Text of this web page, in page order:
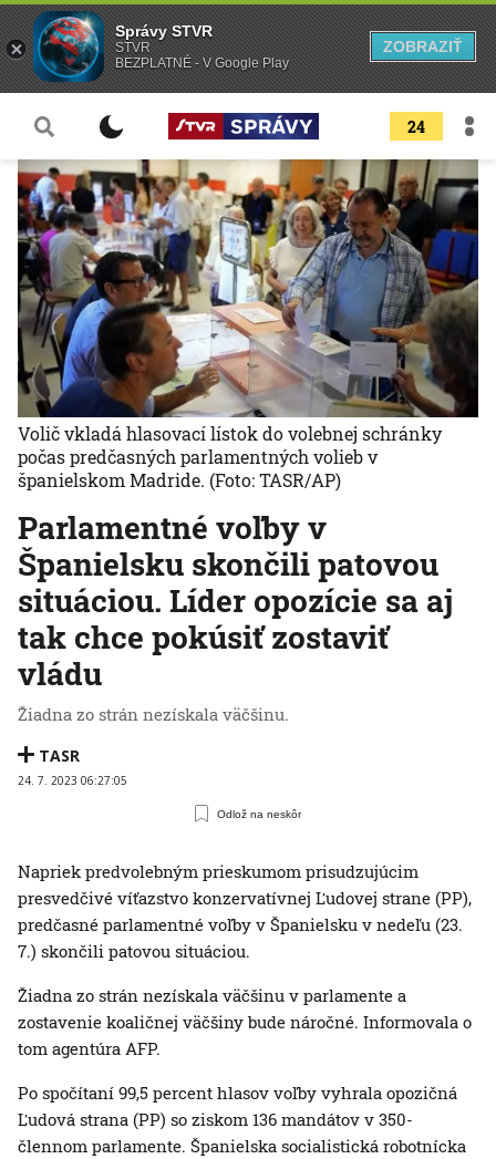
24
Parlamentné voľby v
Španielsku skončili patovou
situáciou. Líder opozície sa aj
tak chce pokúsiť zostaviť
vládu
Žiadna zo strán nezískala väčšinu.
TASR
24. 7. 2023 06:27:05
Odlož na neskôr
Volič vkladá hlasovací lístok do volebnej schránky
počas predčasných parlamentných volieb v
španielskom Madride. (Foto: TASR/AP)
Napriek predvolebným prieskumom prisudzujúcim
presvedčivé víťazstvo konzervatívnej Ľudovej strane (PP),
predčasné parlamentné voľby v Španielsku v nedeľu (23.
7.) skončili patovou situáciou.
Žiadna zo strán nezískala väčšinu v parlamente a
zostavenie koaličnej väčšiny bude náročné. Informovala o
tom agentúra AFP.
Po spočítaní 99,5 percent hlasov voľby vyhrala opozičná
Ľudová strana (PP) so ziskom 136 mandátov v 350-
člennom parlamente. Španielska socialistická robotnícka
Správy STVR
STVR
BEZPLATNÉ - V Google Play
ZOBRAZIŤ